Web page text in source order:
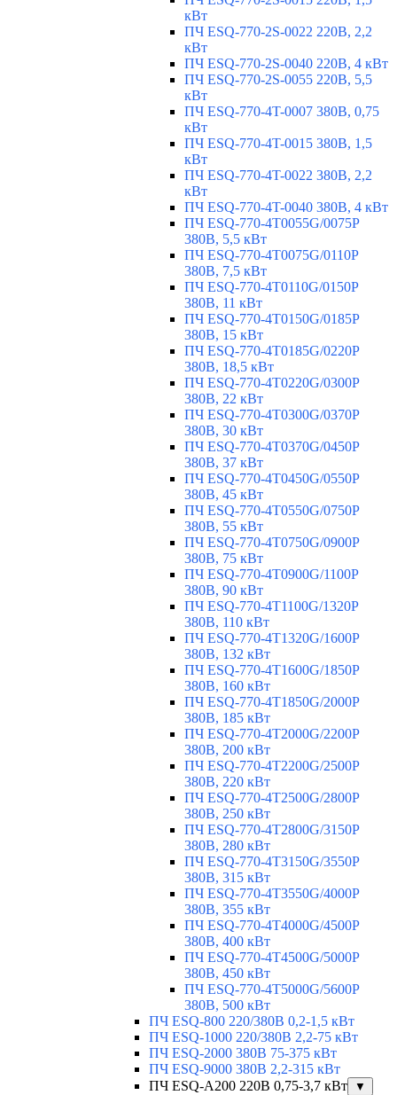
кВт
ПЧ ESQ-770-2S-0022 220В, 2,2
кВт
ПЧ ESQ-770-2S-0040 220В, 4 кВт
ПЧ ESQ-770-2S-0055 220В, 5,5
кВт
ПЧ ESQ-770-4T-0007 380В, 0,75
кВт
ПЧ ESQ-770-4T-0015 380В, 1,5
кВт
ПЧ ESQ-770-4T-0022 380В, 2,2
кВт
ПЧ ESQ-770-4T-0040 380В, 4 кВт
ПЧ ESQ-770-4T0055G/0075P
380В, 5,5 кВт
ПЧ ESQ-770-4T0075G/0110P
380В, 7,5 кВт
ПЧ ESQ-770-4T0110G/0150P
380В, 11 кВт
ПЧ ESQ-770-4T0150G/0185P
380В, 15 кВт
ПЧ ESQ-770-4T0185G/0220P
380В, 18,5 кВт
ПЧ ESQ-770-4T0220G/0300P
380В, 22 кВт
ПЧ ESQ-770-4T0300G/0370P
380В, 30 кВт
ПЧ ESQ-770-4T0370G/0450P
380В, 37 кВт
ПЧ ESQ-770-4T0450G/0550P
380В, 45 кВт
ПЧ ESQ-770-4T0550G/0750P
380В, 55 кВт
ПЧ ESQ-770-4T0750G/0900P
380В, 75 кВт
ПЧ ESQ-770-4T0900G/1100P
380В, 90 кВт
ПЧ ESQ-770-4T1100G/1320P
380В, 110 кВт
ПЧ ESQ-770-4T1320G/1600P
380В, 132 кВт
ПЧ ESQ-770-4T1600G/1850P
380В, 160 кВт
ПЧ ESQ-770-4T1850G/2000P
380В, 185 кВт
ПЧ ESQ-770-4T2000G/2200P
380В, 200 кВт
ПЧ ESQ-770-4T2200G/2500P
380В, 220 кВт
ПЧ ESQ-770-4T2500G/2800P
380В, 250 кВт
ПЧ ESQ-770-4T2800G/3150P
380В, 280 кВт
ПЧ ESQ-770-4T3150G/3550P
380В, 315 кВт
ПЧ ESQ-770-4T3550G/4000P
380В, 355 кВт
ПЧ ESQ-770-4T4000G/4500P
380В, 400 кВт
ПЧ ESQ-770-4T4500G/5000P
380В, 450 кВт
ПЧ ESQ-770-4T5000G/5600P
380В, 500 кВт
ПЧ ESQ-800 220/380В 0,2-1,5 кВт
ПЧ ESQ-1000 220/380В 2,2-75 кВт
ПЧ ESQ-2000 380В 75-375 кВт
ПЧ ESQ-9000 380В 2,2-315 кВт
ПЧ ESQ-A200 220В 0,75-3,7 кВт
▼